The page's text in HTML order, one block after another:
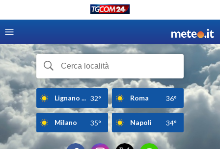
Lignano ... 32° Roma 36°
Milano 35° Napoli 34°